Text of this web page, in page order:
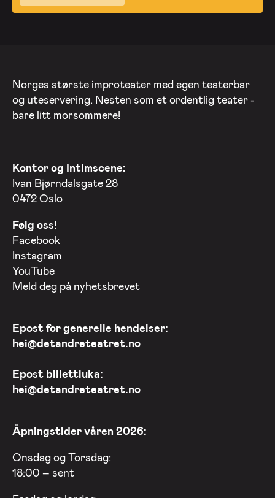
Norges største improteater med egen teaterbar
og uteservering. Nesten som et ordentlig teater -
bare litt morsommere!
Kontor og Intimscene:
Ivan Bjørndalsgate 28
0472 Oslo
Følg oss!
Facebook
Instagram
YouTube
Meld deg på nyhetsbrevet
Epost for generelle hendelser:
hei@detandreteatret.no
Epost billettluka:
hei@detandreteatret.no
Åpningstider våren 2026:
Onsdag og Torsdag:
18:00 – sent